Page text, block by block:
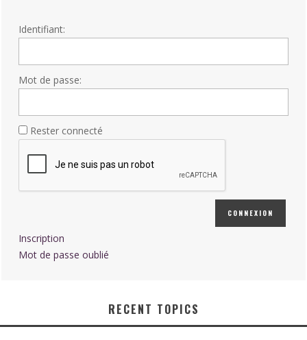
Identifiant:
Mot de passe:
Rester connecté
CONNEXION
Inscription
Mot de passe oublié
RECENT TOPICS